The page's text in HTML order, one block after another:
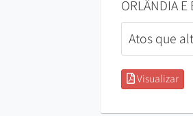
ORLÂNDIA E
Atos que
Visualizar